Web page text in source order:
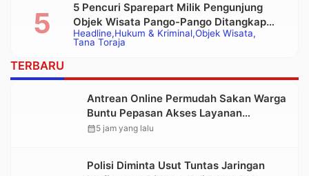
Headline Hukum & Kriminal Objek Wisata
Tana Toraja
5 Pencuri Sparepart Milik Pengunjung
Objek Wisata Pango-Pango Ditangkap
Polisi
TERBARU
Antrean Online Permudah Sakan Warga
Buntu Pepasan Akses Layanan
Kesehatan Tanpa Hambatan
calendar_month5 jam yang lalu
Polisi Diminta Usut Tuntas Jaringan